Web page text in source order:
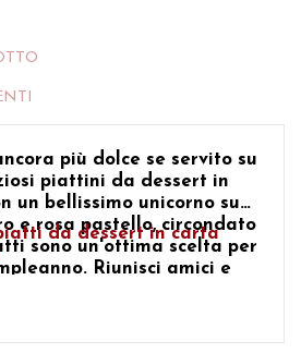
più dolce se servito su
piattini da dessert in
un bellissimo unicorno su
e rosa pastello, circondato
sono un'ottima scelta per
Riunisci amici e
da dessert in carta